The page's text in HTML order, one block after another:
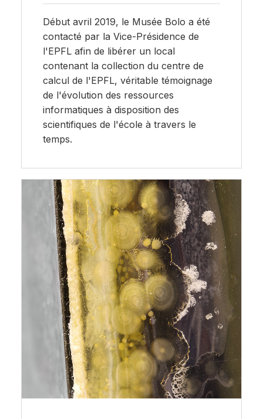
Début avril 2019, le Musée Bolo a été
contacté par la Vice-Présidence de
l'EPFL afin de libérer un local
contenant la collection du centre de
calcul de l'EPFL, véritable témoignage
de l'évolution des ressources
informatiques à disposition des
scientifiques de l'école à travers le
temps.